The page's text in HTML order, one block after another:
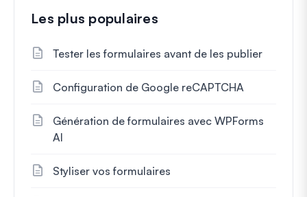
Les plus populaires
Tester les formulaires avant de les publier
Configuration de Google reCAPTCHA
Génération de formulaires avec WPForms
AI
Styliser vos formulaires